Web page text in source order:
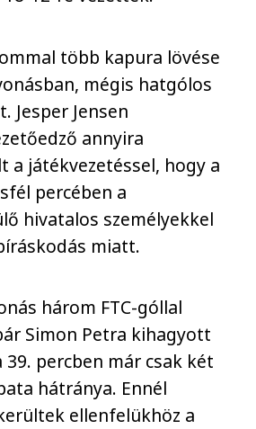
több kapura lövése
mégis hatgólos
Jesper Jensen
annyira
a játékvezetéssel, hogy a
percében a
hivatalos személyekkel
miatt.
három FTC-góllal
Simon Petra kihagyott
percben már csak két
hátránya. Ennél
ellenfelükhöz a